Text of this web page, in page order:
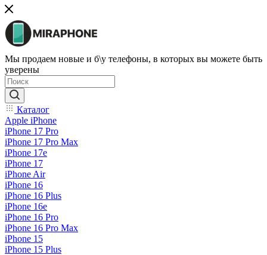
Мы продаем новые и б\у телефоны, в которых вы можете быть
уверены
Каталог
Apple iPhone
iPhone 17 Pro
iPhone 17 Pro Max
iPhone 17e
iPhone 17
iPhone Air
iPhone 16
iPhone 16 Plus
iPhone 16e
iPhone 16 Pro
iPhone 16 Pro Max
iPhone 15
iPhone 15 Plus